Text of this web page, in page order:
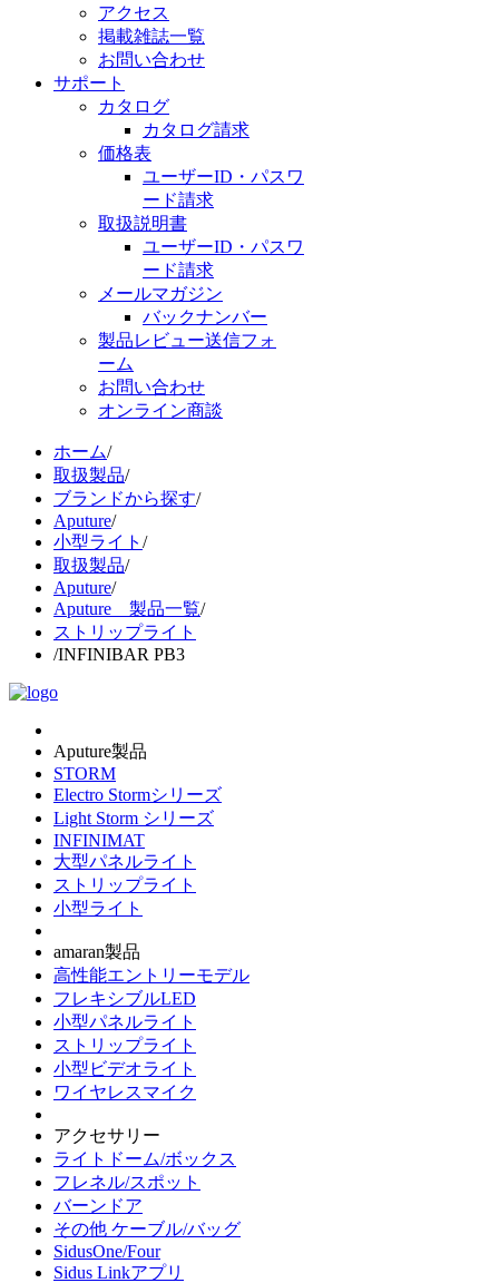
アクセス
掲載雑誌一覧
お問い合わせ
サポート
カタログ
カタログ請求
価格表
ユーザーID・パスワ
ード請求
取扱説明書
ユーザーID・パスワ
ード請求
メールマガジン
バックナンバー
製品レビュー送信フォ
ーム
お問い合わせ
オンライン商談
ホーム/
取扱製品/
ブランドから探す/
Aputure/
小型ライト /
取扱製品/
Aputure/
Aputure 製品一覧/
ストリップライト
/INFINIBAR PB3
Aputure製品
STORM
Electro Stormシリーズ
Light Storm シリーズ
INFINIMAT
大型パネルライト
ストリップライト
小型ライト
amaran製品
高性能エントリーモデル
フレキシブルLED
小型パネルライト
ストリップライト
小型ビデオライト
ワイヤレスマイク
アクセサリー
ライトドーム/ボックス
フレネル/スポット
バーンドア
その他 ケーブル/バッグ
SidusOne/Four
Sidus Linkアプリ